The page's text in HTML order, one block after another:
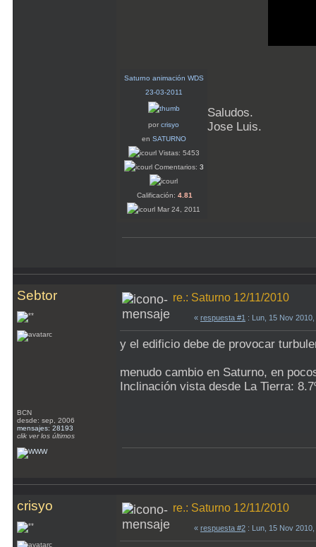
Saturno animación WDS
23-03-2011
por crisyo
en SATURNO
Vistas: 5453
Comentarios: 3
Calificación: 4.81
Mar 24, 2011
Saludos.
Jose Luis.
Sebtor
BCN
desde: sep, 2006
mensajes: 28193
clik ver los últimos
re.: Saturno 12/11/2010
« respuesta #1 : Lun, 15 Nov
y el edificio debe de provocar
menudo cambio en Saturno, en
Inclinación vista desde La Tierra:
crisyo re.: Saturno 12/11/2010
« respuesta #2 : Lun, 15 Nov